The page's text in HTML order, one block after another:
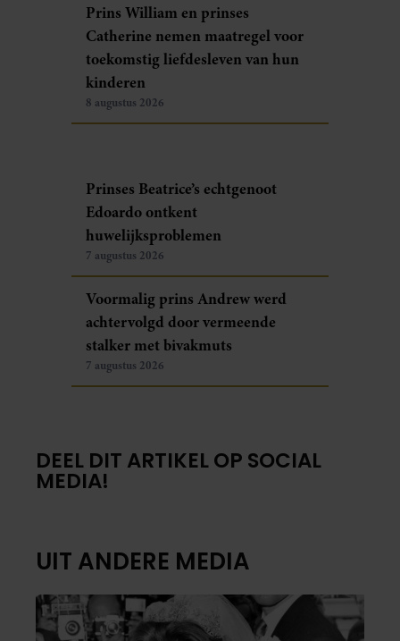
Prins William en prinses
Catherine nemen maatregel voor
toekomstig liefdesleven van hun
kinderen
8 augustus 2026
Prinses Beatrice’s echtgenoot
Edoardo ontkent
huwelijksproblemen
7 augustus 2026
Voormalig prins Andrew werd
achtervolgd door vermeende
stalker met bivakmuts
7 augustus 2026
DEEL DIT ARTIKEL OP SOCIAL
MEDIA!
UIT ANDERE MEDIA